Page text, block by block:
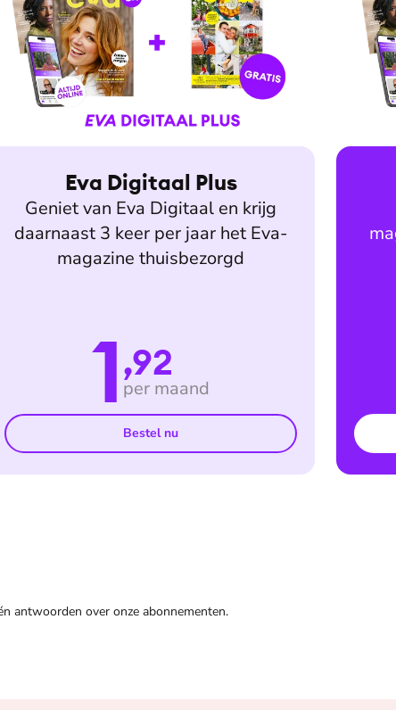
Eva Digitaal Plus
Geniet van Eva Digitaal en krijg
daarnaast 3 keer per jaar het Eva-
magazine thuisbezorgd
1,92
per maand
Bestel nu
antwoorden over onze abonnementen.